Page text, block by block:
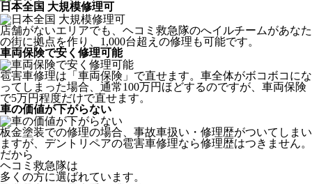
日本全国 大規模修理可
店舗がないエリアでも、ヘコミ救急隊のへイルチームがあなた
の街に拠点を作り、1,000台超えの修理も可能です。
車両保険で安く修理可能
雹害車修理は「車両保険」で直せます。車全体がボコボコにな
ってしまった場合、通常100万円ほどするのですが、車両保険
で5万円程度だけで直せます。
車の価値が下がらない
板金塗装での修理の場合、事故車扱い・修理歴がついてしまい
ますが、デントリペアの雹害車修理なら修理歴はつきません。
だから
ヘコミ救急隊は
多くの方に選ばれています。